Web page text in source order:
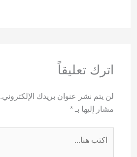
اترك تعليقاً
لن يتم نشر عنوان بريدك الإلكتروني.
مشار إليها بـ *